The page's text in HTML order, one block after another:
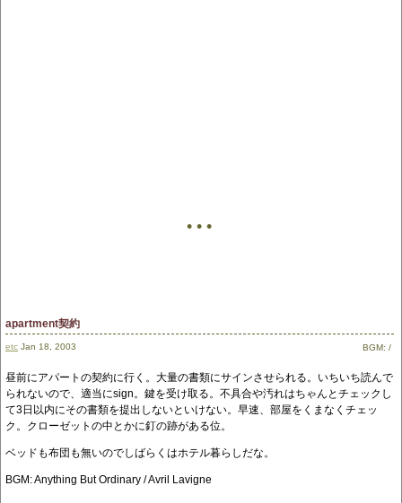
• • •
apartment契約
etc Jan 18, 2003 BGM: /
昼前にアパートの契約に行く。大量の書類にサインさせられる。いちいち読んで
られないので、適当にsign。鍵を受け取る。不具合や汚れはちゃんとチェックし
て3日以内にその書類を提出しないといけない。早速、部屋をくまなくチェッ
ク。クローゼットの中とかに釘の跡がある位。
ベッドも布団も無いのでしばらくはホテル暮らしだな。
BGM: Anything But Ordinary / Avril Lavigne